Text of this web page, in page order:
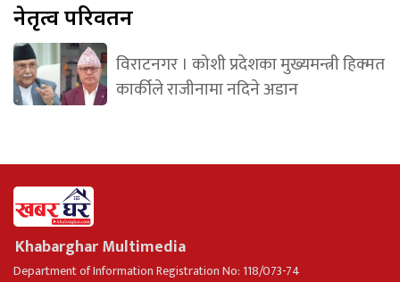
नेतृत्व परिवर्तन
विराटनगर । कोशी प्रदेशका मुख्यमन्त्री हिक्मत
कार्कीले राजीनामा नदिने अडान
Khabarghar Multimedia
Department of Information Registration No: 118/073-74